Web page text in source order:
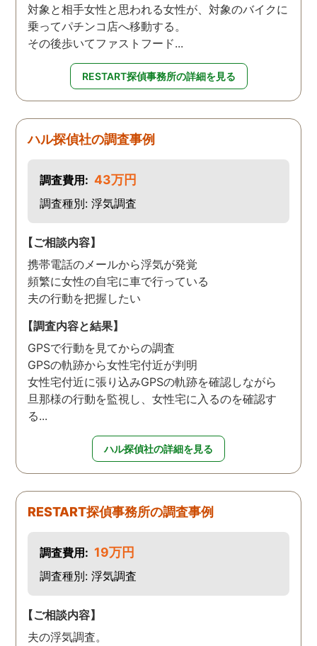
対象と相手女性と思われる女性が、対象のバイクに
乗ってパチンコ店へ移動する。
その後歩いてファストフード...
RESTART探偵事務所の詳細を見る
ハル探偵社の調査事例
調査費用: 43万円
調査種別: 浮気調査
【ご相談内容】
携帯電話のメールから浮気が発覚
頻繁に女性の自宅に車で行っている
夫の行動を把握したい
【調査内容と結果】
GPSで行動を見てからの調査
GPSの軌跡から女性宅付近が判明
女性宅付近に張り込みGPSの軌跡を確認しながら
旦那様の行動を監視し、女性宅に入るのを確認す
る...
ハル探偵社の詳細を見る
RESTART探偵事務所の調査事例
調査費用: 19万円
調査種別: 浮気調査
【ご相談内容】
夫の浮気調査。